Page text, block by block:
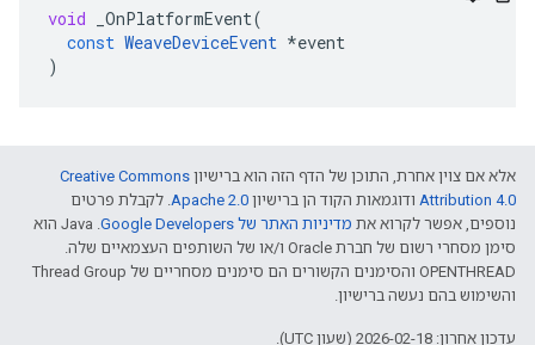
void _OnPlatformEvent(
const WeaveDeviceEvent *event
)
אלא אם צוין אחרת, התוכן של הדף הזה הוא ברישיון Creative Commons
Attribution 4.0‏ ודוגמאות הקוד הן ברישיון Apache 2.0‏. לקבלת פרטים
נוספים, אפשר לקרוא את מדיניות האתר של Google Developers‏
.‏ Java הוא
סימן מסחרי רשום של חברת Oracle ו/או של השותפים העצמאיים שלה.
‫OPENTHREAD והסימנים הקשורים הם סימנים מסחריים של Thread Group
והשימוש בהם נעשה ברישיון.
עדכון אחרון: 2026-02-18 (שעון UTC).